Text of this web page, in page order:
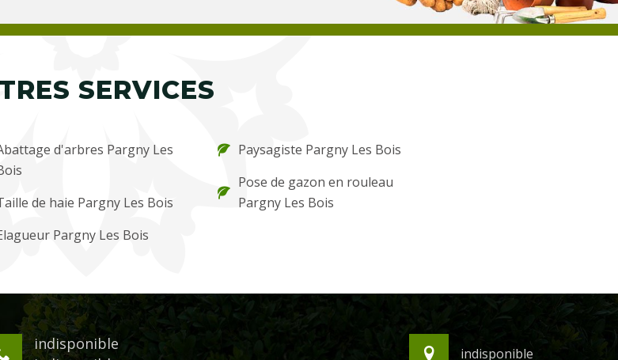
SERVICES
d'arbres Pargny Les
de haie Pargny Les Bois
Pargny Les Bois
Paysagiste Pargny Les Bois
Pose de gazon en rouleau
Pargny Les Bois
indisponible
indisponible